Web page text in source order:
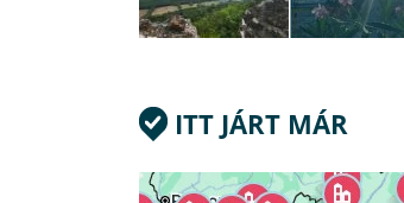
ITT JÁRT MÁR